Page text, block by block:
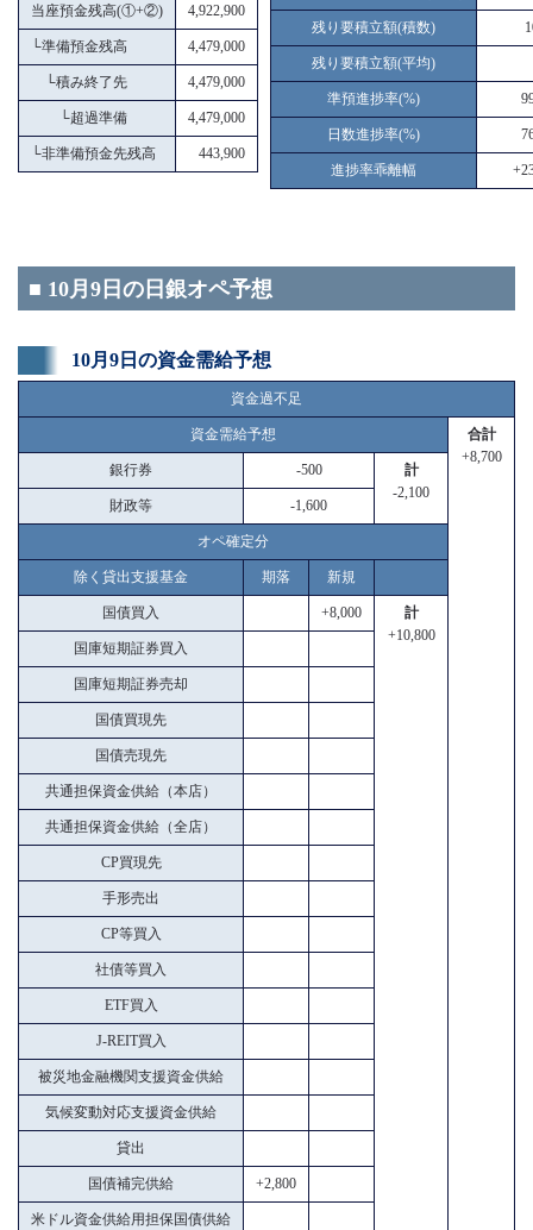
当座預金残高(①+②) 4,922,900
└準備預金残高 4,479,000
└積み終了先 4,479,000
└超過準備 4,479,000
└非準備預金先残高 443,900
残り要積立額(積数)
残り要積立額(平均)
準預進捗率(%)
日数進捗率(%)
進捗率乖離幅
■ 10月9日の日銀オペ予想
10月9日の資金需給予想
資金過不足
資金需給予想
合計
+8,700
銀行券 -500
計
-2,100
財政等 -1,600
オペ確定分
除く貸出支援基金 期落 新規
国債買入 +8,000
計
+10,800
国庫短期証券買入
国庫短期証券売却
国債買現先
国債売現先
共通担保資金供給（本店）
共通担保資金供給（全店）
CP買現先
手形売出
CP等買入
社債等買入
ETF買入
J-REIT買入
被災地金融機関支援資金供給
気候変動対応支援資金供給
貸出
国債補完供給 +2,800
米ドル資金供給用担保国債供給